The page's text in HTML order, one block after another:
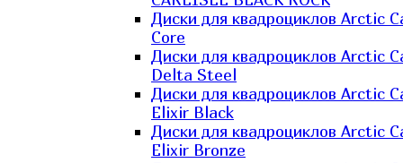
Диски для квадроциклов Arctic
Core
Диски для квадроциклов Arctic
Delta Steel
Диски для квадроциклов Arctic
Elixir Black
Диски для квадроциклов Arctic
Elixir Bronze